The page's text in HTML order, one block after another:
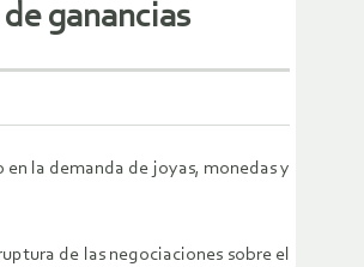
ganancias
la demanda de joyas, monedas y
de las negociaciones sobre el